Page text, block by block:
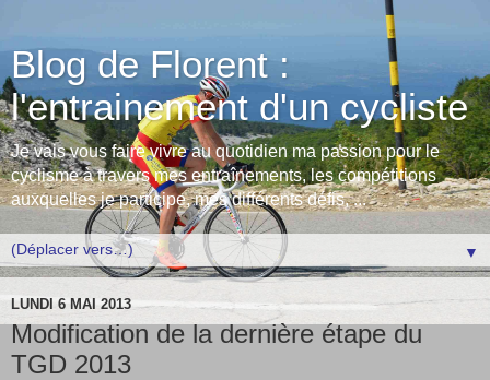
Blog de Florent :
l'entrainement d'un cycliste
Je vais vous faire vivre au quotidien ma passion pour le
cyclisme à travers mes entraînements, les compétitions
auxquelles je participe, mes différents défis, ...
▼
LUNDI 6 MAI 2013
Modification de la dernière étape du
TGD 2013